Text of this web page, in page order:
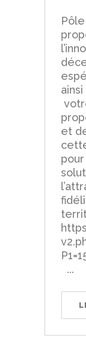
et
...